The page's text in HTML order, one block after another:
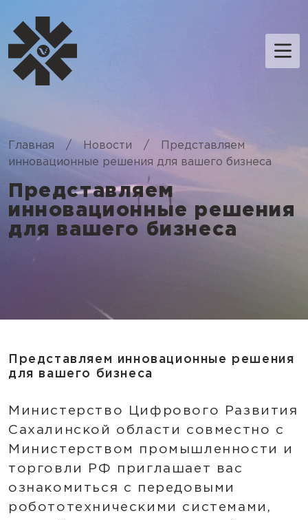
Главная / Новости /
Представляем
инновационные решения для вашего бизнеса
Представляем
инновационные решения
для вашего бизнеса
Представляем инновационные решения
для вашего бизнеса
Министерство Цифрового Развития
Сахалинской области совместно с
Министерством промышленности и
торговли РФ приглашает вас
ознакомиться с передовыми
робототехническими системами,